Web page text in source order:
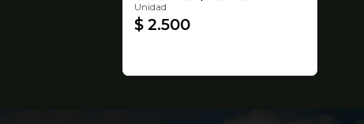
Unidad
$ 2.500